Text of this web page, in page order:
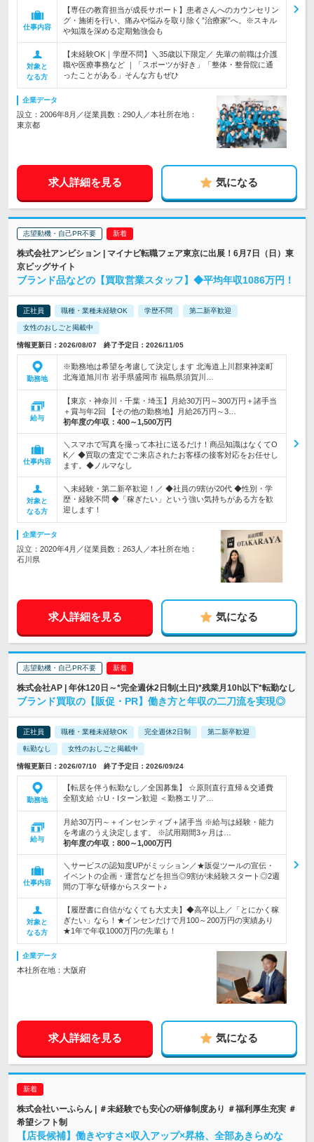
仕事内容
【専任の教育担当が成長サポート】患者さんへのカウンセリン
グ・施術を行い、痛みや悩みを取り除く”治療家”へ。※スキル
や知識を深める定期勉強会も
対象と
なる方
【未経験OK｜学歴不問】＼35歳以下限定／ 先輩の前職は介護
職や医療事務など ｜「スポーツが好き」「整体・整骨院に通
ったことがある」そんな方もぜひ
企業データ
設立：2006年8月／従業員数：290人／本社所在地：
東京都
求人詳細を見る 気になる
志望動機・自己PR不要
株式会社アンビション | マイナビ転職フェア東京に出展！6月7日（日）東
京ビッグサイト
ブランド品などの【買取営業スタッフ】◆平均年収1086万円！
正社員 職種・業種未経験OK 学歴不問 第二新卒歓迎
女性のおしごと掲載中
情報更新日：2026/08/07 終了予定日：2026/11/05
勤務地
※勤務地は希望を考慮して決定します 北海道上川郡東神楽町
北海道旭川市 岩手県盛岡市 福島県須賀川…
給与
【東京・神奈川・千葉・埼玉】月給30万円～300万円＋諸手当
＋賞与年2回 【その他の勤務地】月給26万円～3…
初年度の年収： 400～1,500万円
仕事内容
＼スマホで写真を撮って本社に送るだけ！商品知識はなくてO
K／ ◆買取の査定でご来店されたお客様の接客対応をお任せし
ます。◆ノルマなし
対象と
なる方
＼未経験・第二新卒歓迎！／ ◆社員の9割が20代 ◆性別・学
歴・経験不問 ◆「稼ぎたい」という強い気持ちがある方を歓
迎します！
企業データ
設立：2020年4月／従業員数：263人／本社所在地：
石川県
求人詳細を見る 気になる
志望動機・自己PR不要
株式会社AP | 年休120日～*完全週休2日制(土日)*残業月10h以下*転勤なし
ブランド買取の【販促・PR】働き方と年収の二刀流を実現◎
正社員 職種・業種未経験OK 完全週休2日制 第二新卒歓迎
転勤なし 女性のおしごと掲載中
情報更新日：2026/07/10 終了予定日：2026/09/24
勤務地
【転居を伴う転勤なし／全国募集】 ☆原則直行直帰＆交通費
全額支給 ☆U・Iターン歓迎 ＜勤務エリア…
給与
月給30万円～＋インセンティブ＋諸手当 ※給与は経験・能力
を考慮のうえ決定します。 ※試用期間3ヶ月は…
初年度の年収： 800～1,000万円
仕事内容
＼サービスの認知度UPがミッション／★販促ツールの宣伝・
イベントの企画・運営などを担当◎9割が未経験スタート◎2週
間の丁寧な研修からスタート♪
対象と
なる方
【履歴書に自信がなくても大丈夫】◆高卒以上／「とにかく稼
ぎたい」なら！★インセンだけで月100～200万円の実績あり
★1年で年収1000万円の先輩も！
企業データ
本社所在地：大阪府
求人詳細を見る 気になる
株式会社いーふらん | ＃未経験でも安心の研修制度あり ＃福利厚生充実 ＃
希望シフト制
【店長候補】働きやすさ×収入アップ×昇格、全部あきらめな